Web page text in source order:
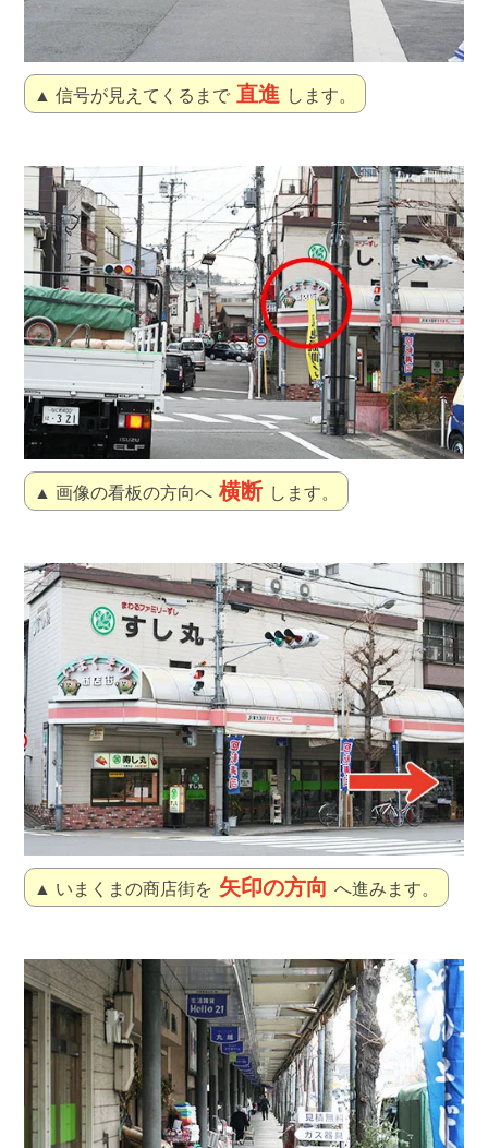
▲ 信号が見えてくるまで 直進 します。
▲ 画像の看板の方向へ 横断 します。
▲ いまくまの商店街を 矢印の方向 へ進みます。